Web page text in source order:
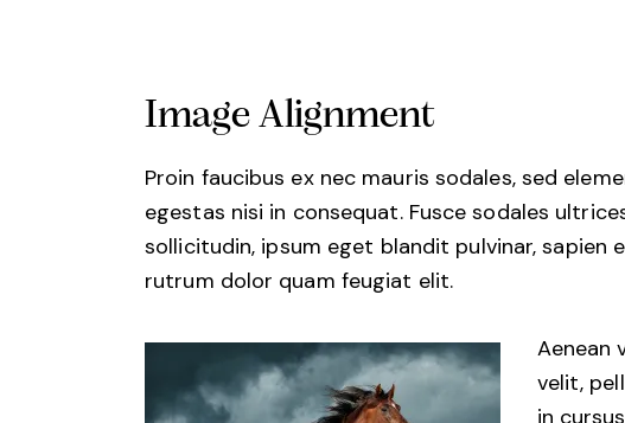
Image Alignment
Proin faucibus ex nec mauris sodales, sed
egestas nisi in consequat. Fusce sodales
sollicitudin, ipsum eget blandit pulvinar, sapien
rutrum dolor quam feugiat elit.
Aenean
velit,